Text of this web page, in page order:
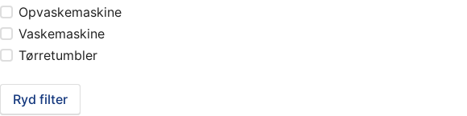
Opvaskemaskine
Vaskemaskine
Tørretumbler
Ryd filter